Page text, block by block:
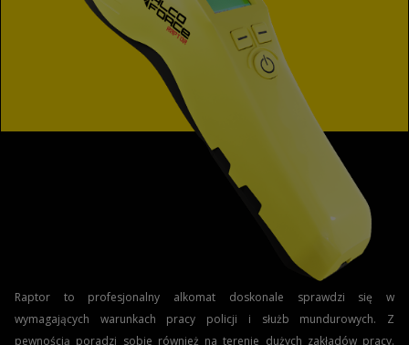
Raptor to profesjonalny alkomat doskonale sprawdzi się w
wymagających warunkach pracy policji i służb mundurowych. Z
pewnością poradzi sobie również na terenie dużych zakładów pracy.